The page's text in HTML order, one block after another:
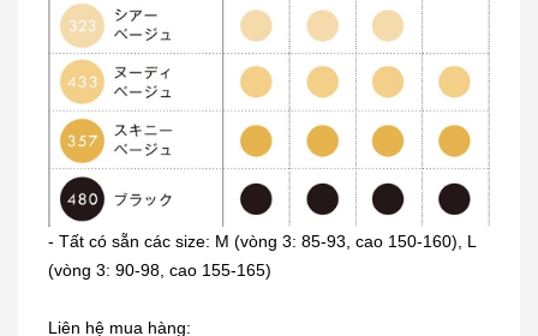
- Tất có sẵn các size: M (vòng 3: 85-93, cao 150-160), L
(vòng 3: 90-98, cao 155-165)
Liên hệ mua hàng:
Dung dịch trị mụn cóc, mắt cá,
chai...
230.000₫